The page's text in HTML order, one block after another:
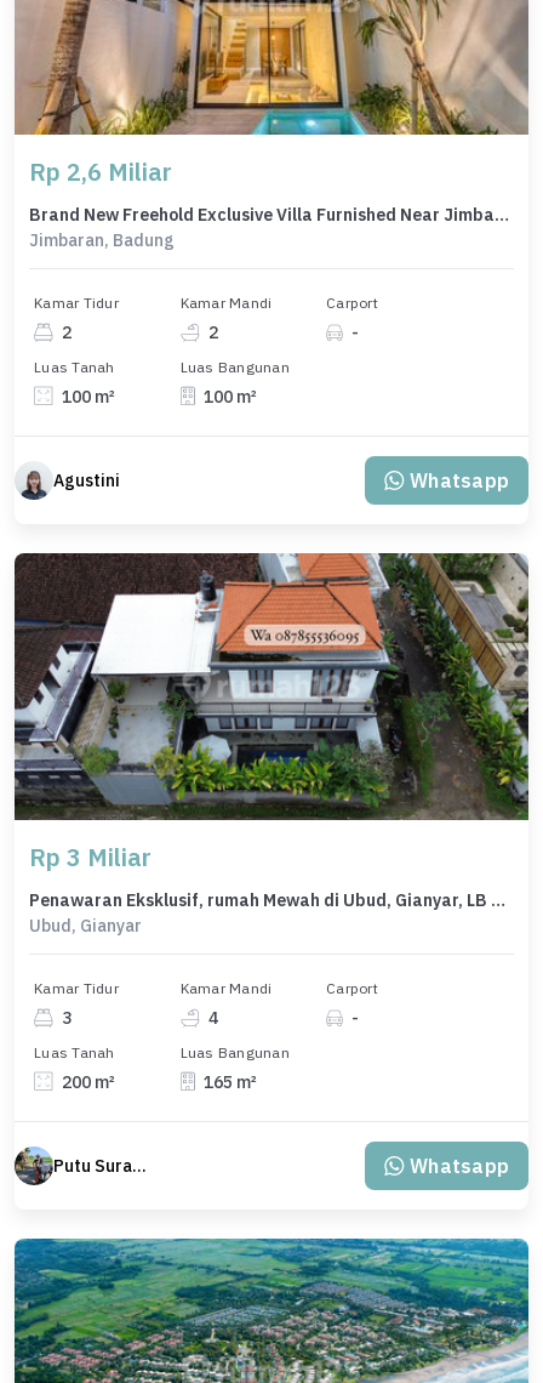
Rp 2,6 Miliar
Brand New Freehold Exclusive Villa Furnished Near Jimbaran Beach
Jimbaran, Badung
Kamar Tidur
2
Kamar Mandi
2
Carport
-
Luas Tanah
100 m²
Luas Bangunan
100 m²
Agustini Whatsapp
Rp 3 Miliar
Penawaran Eksklusif, rumah Mewah di Ubud, Gianyar, LB 165m²
Ubud, Gianyar
Kamar Tidur
3
Kamar Mandi
4
Carport
-
Luas Tanah
200 m²
Luas Bangunan
165 m²
Putu Suratama (wayanjaka) Whatsapp